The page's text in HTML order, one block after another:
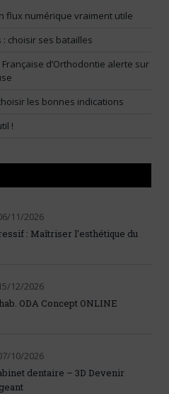
flux numérique vraiment utile
choisir ses batailles
d’Orthodontie alerte sur
les bonnes indications
!
11/2026
: Maîtriser l’esthétique du
12/2026
ODA Concept ONLINE
10/2026
dentaire – 3D Devenir